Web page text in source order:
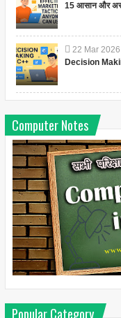
15 आसान और
22 Mar 2026
Decision
Computer Notes
Popular Category